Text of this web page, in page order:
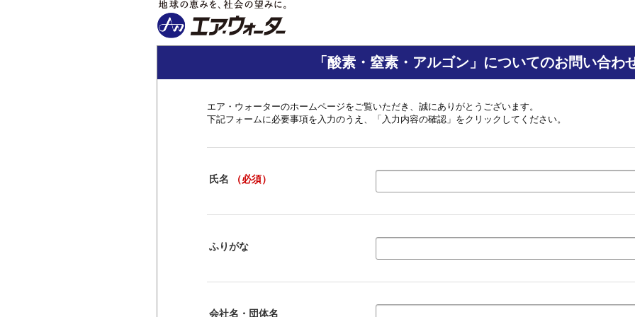
「酸素・窒素・アルゴン」についてのお問い合わ
エア・ウォーターのホームページをご覧いただき、誠にありがとうございます。
下記フォームに必要事項を入力のうえ、「入力内容の確認」をクリックしてください。
氏名 （必須）
ふりがな
会社名・団体名